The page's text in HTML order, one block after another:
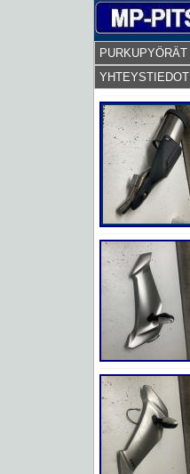
PURKUPYÖRÄT
YHTEYSTIEDOT